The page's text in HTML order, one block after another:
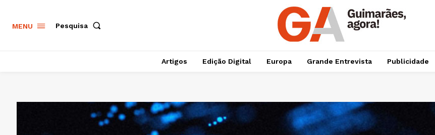
MENU Pesquisa
Artigos Edição Digital Europa Grande Entrevista Publicidade